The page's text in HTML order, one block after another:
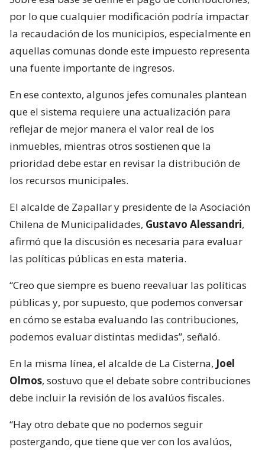
por lo que cualquier modificación podría impactar
la recaudación de los municipios, especialmente en
aquellas comunas donde este impuesto representa
una fuente importante de ingresos.
En ese contexto, algunos jefes comunales plantean
que el sistema requiere una actualización para
reflejar de mejor manera el valor real de los
inmuebles, mientras otros sostienen que la
prioridad debe estar en revisar la distribución de
los recursos municipales.
El alcalde de Zapallar y presidente de la Asociación
Chilena de Municipalidades, Gustavo Alessandri,
afirmó que la discusión es necesaria para evaluar
las políticas públicas en esta materia.
“Creo que siempre es bueno reevaluar las políticas
públicas y, por supuesto, que podemos conversar
en cómo se estaba evaluando las contribuciones,
podemos evaluar distintas medidas”, señaló.
En la misma línea, el alcalde de La Cisterna, Joel
Olmos, sostuvo que el debate sobre contribuciones
debe incluir la revisión de los avalúos fiscales.
“Hay otro debate que no podemos seguir
postergando, que tiene que ver con los avalúos,